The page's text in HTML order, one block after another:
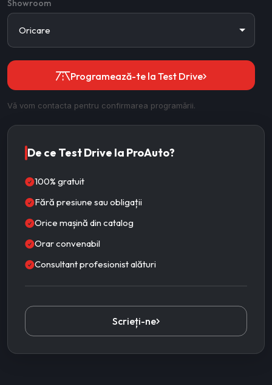
Showroom
Programează-te la Test Drive
Vă vom contacta pentru confirmarea programării.
De ce Test Drive la ProAuto?
100% gratuit
Fără presiune sau obligații
Orice mașină din catalog
Orar convenabil
Consultant profesionist alături
Scrieți-ne